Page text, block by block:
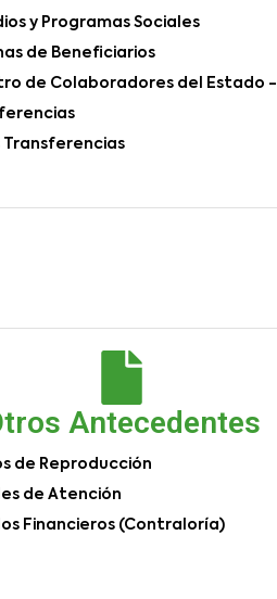
y Programas Sociales
de Beneficiarios
de Colaboradores del Estado -
Transferencias
Antecedentes
de Reproducción
de Atención
Financieros (Contraloría)